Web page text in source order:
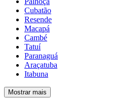
Cubatão
Resende
Macapá
Cambé
Tatuí
Paranaguá
Araçatuba
Itabuna
Mostrar mais